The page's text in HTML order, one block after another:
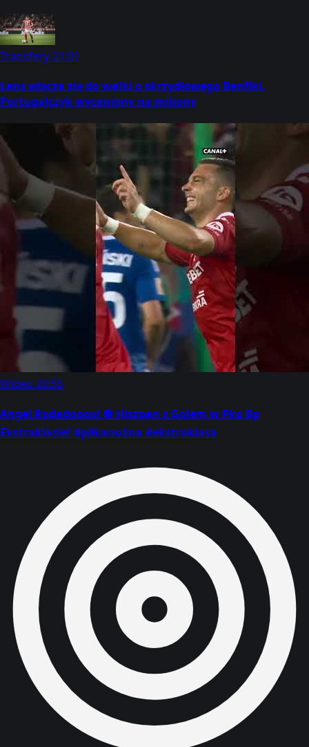
Transfery21:01
Lens włącza się do walki o skrzydłowego Benfiki.
Portugalczyk wyceniony na miliony
Wideo 20:55
Angel Rodadoooo! ⚽ Hiszpan z Golem w Pko Bp
Ekstraklasie! #piłkanożna #ekstraklasa